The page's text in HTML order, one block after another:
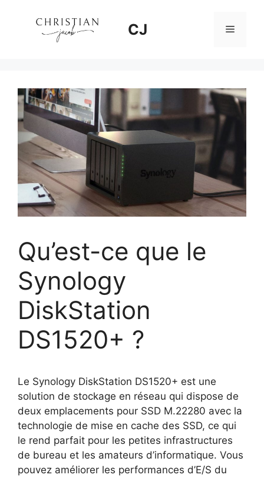
CJ Menu
Qu’est-ce que le
Synology
DiskStation
DS1520+ ?
Le Synology DiskStation DS1520+ est une
solution de stockage en réseau qui dispose de
deux emplacements pour SSD M.22280 avec la
technologie de mise en cache des SSD, ce qui
le rend parfait pour les petites infrastructures
de bureau et les amateurs d’informatique. Vous
pouvez améliorer les performances d’E/S du